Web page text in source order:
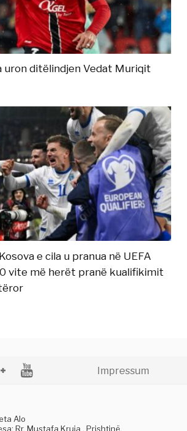
uron ditëlindjen Vedat Muriqit
e cila u pranua në UEFA
vite më herët pranë kualifikimit
Impressum
Alo
Rr. Mustafa Kruja , Prishtinë,